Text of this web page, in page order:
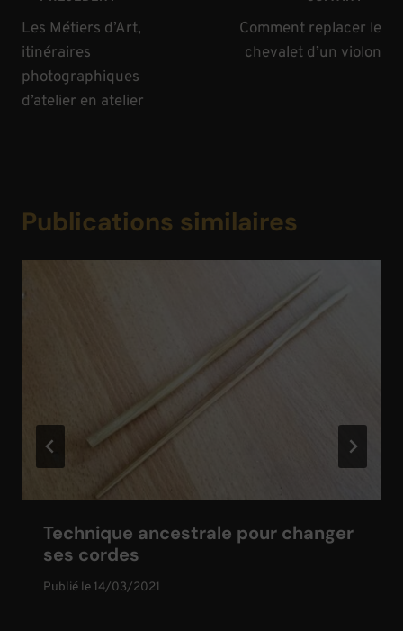
de
l’article
Les Métiers d’Art,
itinéraires
photographiques
d’atelier en atelier
Comment replacer le
chevalet d’un violon
Publications similaires
Technique ancestrale pour changer
ses cordes
Publié le 14/03/2021